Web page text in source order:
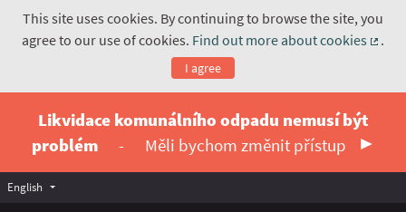
This site uses cookies. By continuing to browse the site, you
agree to our use of cookies. Find out more about cookies
.
I agree
Likvidace komunálního odpadu nemusí být
problém
- Měli bychom změnit přístup
English Vyberte jazyk